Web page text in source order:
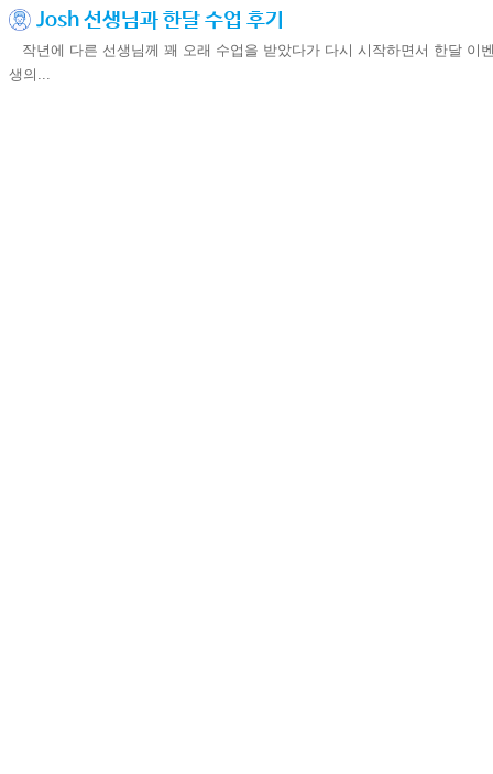
Josh 선생님과 한달 수업 후기
작년에 다른 선생님께 꽤 오래 수업을 받았다가 다시 시작하면서 한달
생의...